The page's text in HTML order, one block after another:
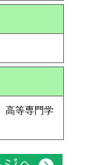
等専門学